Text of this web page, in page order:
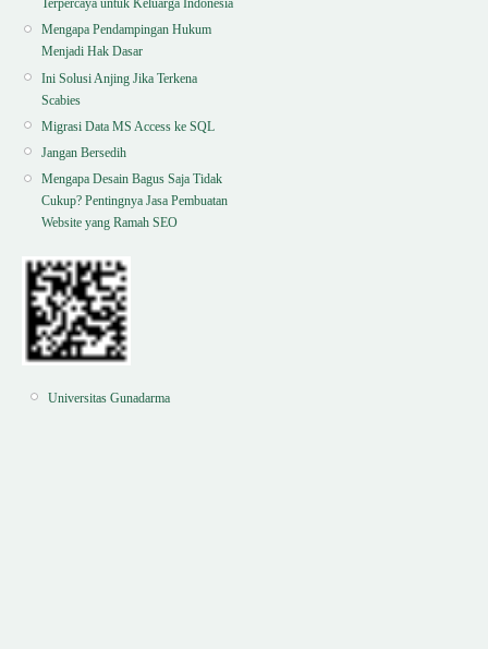
Terpercaya untuk Keluarga Indonesia
Mengapa Pendampingan Hukum
Menjadi Hak Dasar
Ini Solusi Anjing Jika Terkena
Scabies
Migrasi Data MS Access ke SQL
Jangan Bersedih
Mengapa Desain Bagus Saja Tidak
Cukup? Pentingnya Jasa Pembuatan
Website yang Ramah SEO
Universitas Gunadarma